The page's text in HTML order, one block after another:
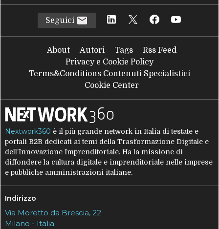
Seguici
About Autori Tags
Rss Feed
Privacy e Cookie Policy
Terms&Conditions Contenuti Specialistici
Cookie Center
Nextwork360 è il più grande network in Italia di testate e
portali B2B dedicati ai temi della Trasformazione Digitale e
dell’Innovazione Imprenditoriale. Ha la missione di
diffondere la cultura digitale e imprenditoriale nelle imprese
e pubbliche amministrazioni italiane.
Indirizzo
Via Moretto da Brescia, 22
Milano - Italia